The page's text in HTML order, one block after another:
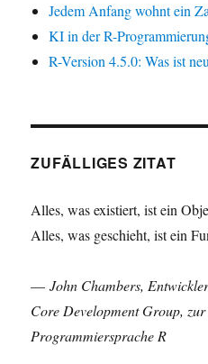
Jedem Anfang wohnt ein
KI in der R-
R-Version 4.5.0: Was ist
ZUFÄLLIGES ZITAT
Alles, was existiert, ist ein
Alles, was geschieht, ist ein
—John Chambers,
Core Development Group,
Programmiersprache R